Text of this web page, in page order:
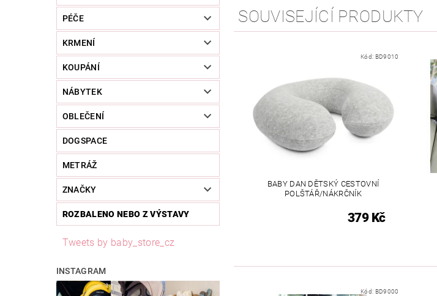
PÉČE
KRMENÍ
KOUPÁNÍ
NÁBYTEK
OBLEČENÍ
DOGSPACE
METRÁŽ
ZNAČKY
ROZBALENO NEBO Z VÝSTAVY
Tweets by baby_store_cz
INSTAGRAM
SOUVISEJÍCÍ PRODUKTY
Kód: BD9010
BABY DAN DĚTSKÝ CESTOVNÍ
POLŠTÁŘ/NÁKRČNÍK
379 Kč
Kód: BD9000